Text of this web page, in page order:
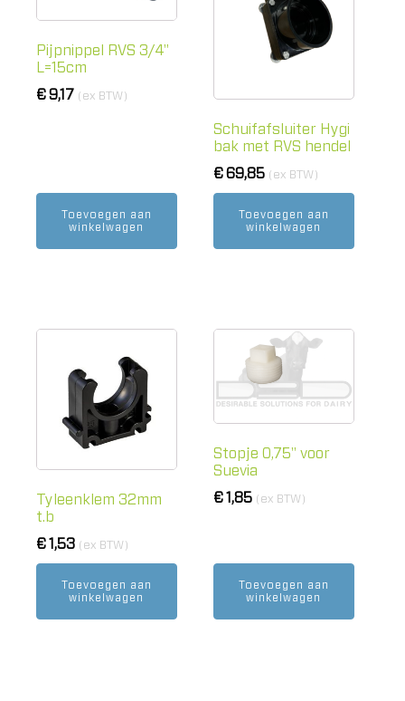
Pijpnippel RVS 3/4"
L=15cm
€9,17 (ex BTW)
Toevoegen aan
winkelwagen
Schuifafsluiter Hygi
bak met RVS hendel
€69,85 (ex BTW)
Toevoegen aan
winkelwagen
Tyleenklem 32mm
t.b
€1,53 (ex BTW)
Toevoegen aan
winkelwagen
Stopje 0,75" voor
Suevia
€1,85 (ex BTW)
Toevoegen aan
winkelwagen